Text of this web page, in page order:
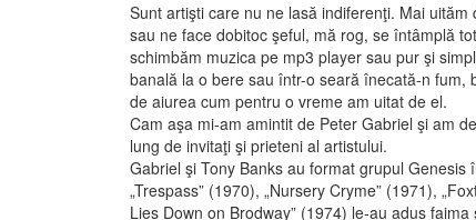
Sunt artişti care nu ne lasă indiferenţi. Mai
sau ne face dobitoc şeful, mă rog, se întâmplă
schimbăm muzica pe mp3 player sau pur şi
banală la o bere sau într-o seară înecată-n
de aiurea cum pentru o vreme am uitat de el.
Cam aşa mi-am amintit de Peter Gabriel şi am
lung de invitaţi şi prieteni al artistului.
Gabriel şi Tony Banks au format grupul
„Trespass” (1970), „Nursery Cryme” (1971),
Lies Down on Brodway” (1974) le-au adus